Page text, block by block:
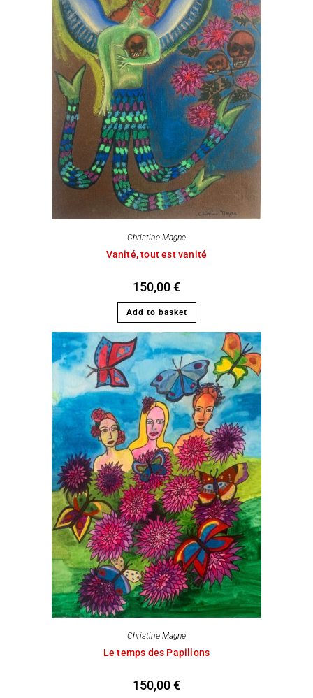
Christine Magne
Vanité, tout est vanité
150,00€
Add to basket
Christine Magne
Le temps des Papillons
150,00€